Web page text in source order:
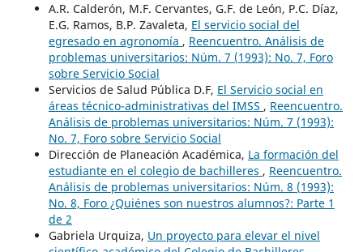
A.R. Calderón, M.F. Cervantes, G.F. de León, P.C. Díaz,
E.G. Ramos, B.P. Zavaleta, El servicio social del
egresado en agronomía , Reencuentro. Análisis de
problemas universitarios: Núm. 7 (1993): No. 7, Foro
sobre Servicio Social
Servicios de Salud Pública D.F, El Servicio social en
áreas técnico-administrativas del IMSS , Reencuentro.
Análisis de problemas universitarios: Núm. 7 (1993):
No. 7, Foro sobre Servicio Social
Dirección de Planeación Académica, La formación del
estudiante en el colegio de bachilleres , Reencuentro.
Análisis de problemas universitarios: Núm. 8 (1993):
No. 8, Foro ¿Quiénes son nuestros alumnos?: Parte 1
de 2
Gabriela Urquiza, Un proyecto para elevar el nivel